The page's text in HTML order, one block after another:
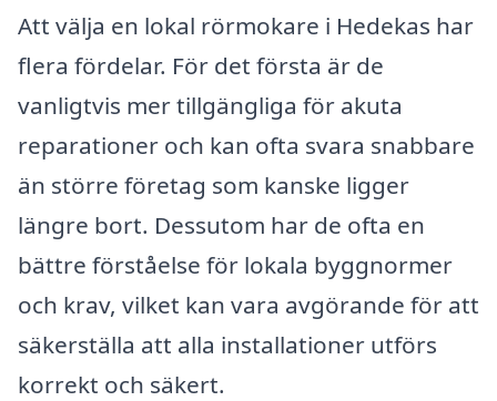
Att välja en lokal rörmokare i Hedekas har
flera fördelar. För det första är de
vanligtvis mer tillgängliga för akuta
reparationer och kan ofta svara snabbare
än större företag som kanske ligger
längre bort. Dessutom har de ofta en
bättre förståelse för lokala byggnormer
och krav, vilket kan vara avgörande för att
säkerställa att alla installationer utförs
korrekt och säkert.